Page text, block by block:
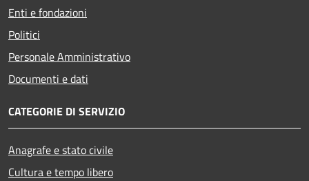
Enti e fondazioni
Politici
Personale Amministrativo
Documenti e dati
CATEGORIE DI SERVIZIO
Anagrafe e stato civile
Cultura e tempo libero